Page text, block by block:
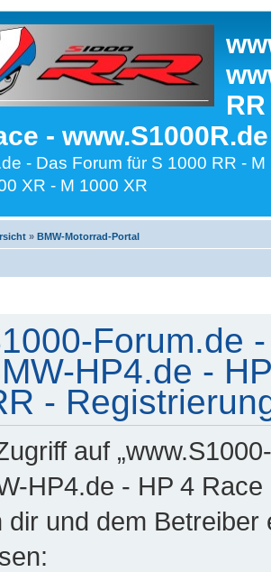
-
- Das Forum für S 1000 RR -
XR - M 1000 XR
» BMW-Motorrad-Portal
Forum.de
HP4.de -
-
auf
HP4.de - HP 4
dir und dem